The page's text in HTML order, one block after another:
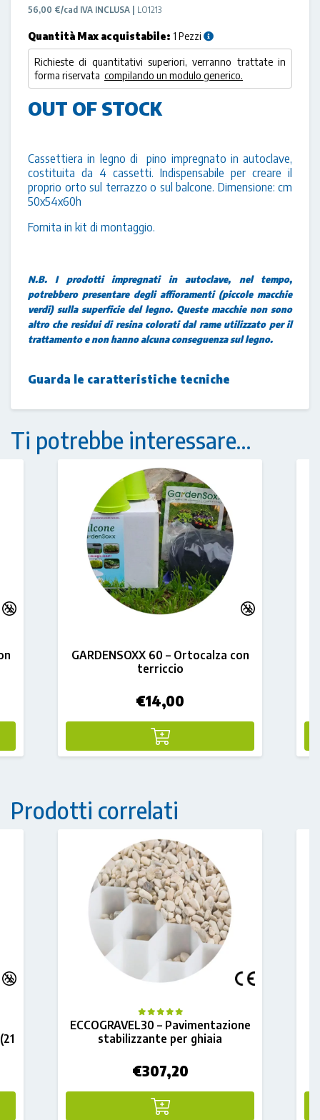
56,00 €/cad IVA INCLUSA | LO1213
Quantità Max acquistabile: 1 Pezzi
Richieste di quantitativi superiori, verranno trattate in
forma riservata compilando un modulo generico.
OUT OF STOCK
Cassettiera in legno di pino impregnato in autoclave,
costituita da 4 cassetti. Indispensabile per creare il
proprio orto sul terrazzo o sul balcone. Dimensione: cm
50x54x60h
Fornita in kit di montaggio.
N.B. I prodotti impregnati in autoclave, nel tempo,
potrebbero presentare degli affioramenti (piccole macchie
verdi) sulla superficie del legno. Queste macchie non sono
altro che residui di resina colorati dal rame utilizzato per il
trattamento e non hanno alcuna conseguenza sul legno.
Guarda le caratteristiche tecniche
Ti potrebbe interessare…
GARDENSOXX 60 – Ortocalza con
terriccio
€14,00
Prodotti correlati
ECCOGRAVEL30 – Pavimentazione
stabilizzante per ghiaia
€307,20